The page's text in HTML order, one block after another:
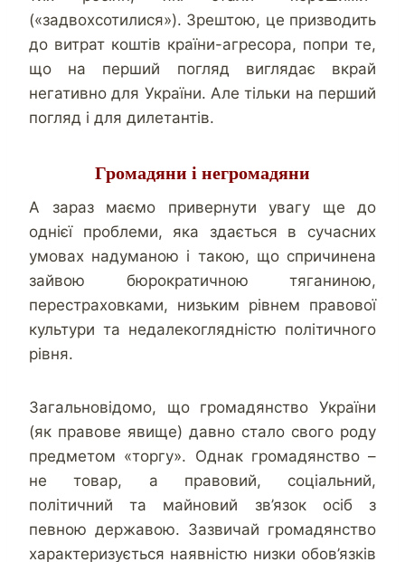
(«задвохсотилися»). Зрештою, це призводить
до витрат коштів країни-агресора, попри те,
що на перший погляд виглядає вкрай
негативно для України. Але тільки на перший
погляд і для дилетантів.
Громадяни і негромадяни
А зараз маємо привернути увагу ще до
однієї проблеми, яка здається в сучасних
умовах надуманою і такою, що спричинена
зайвою бюрократичною тяганиною,
перестраховками, низьким рівнем правової
культури та недалекоглядністю політичного
рівня.
Загальновідомо, що громадянство України
(як правове явище) давно стало свого роду
предметом «торгу». Однак громадянство –
не товар, а правовий, соціальний,
політичний та майновий зв’язок осіб з
певною державою. Зазвичай громадянство
характеризується наявністю низки обов’язків